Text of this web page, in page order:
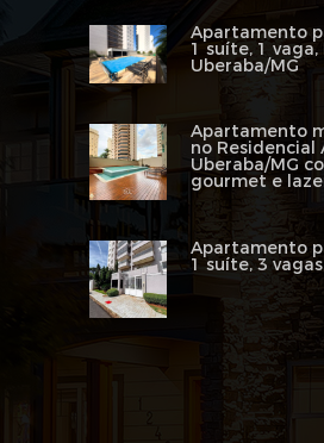
Apartamento
1 suíte, 1
Uberaba/MG
Apartamento
no Residencial
Uberaba/MG
gourmet e
Apartamento
1 suíte, 3